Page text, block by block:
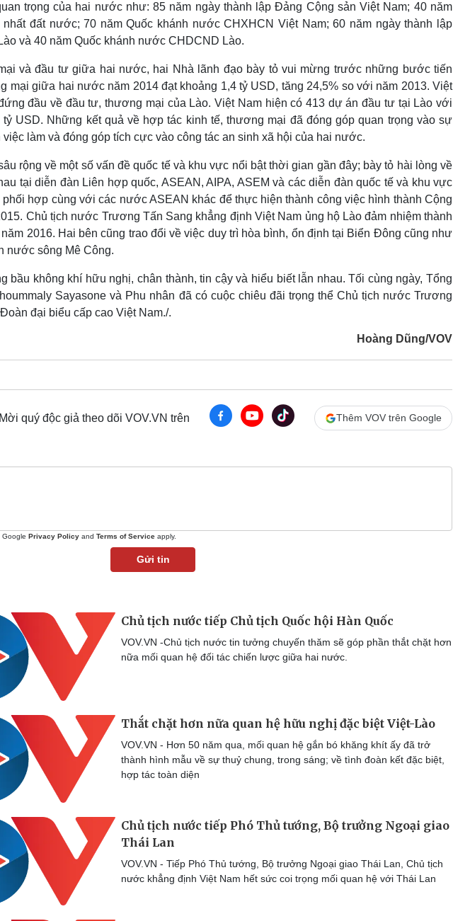
trọng của hai nước như: 85 năm ngày thành lập Đảng Cộng sản Việt Nam; 40 năm
đất nước; 70 năm Quốc khánh nước CHXHCN Việt Nam; 60 năm ngày thành lập
và 40 năm Quốc khánh nước CHDCND Lào.
và đầu tư giữa hai nước, hai Nhà lãnh đạo bày tỏ vui mừng trước những bước tiến
mại giữa hai nước năm 2014 đạt khoảng 1,4 tỷ USD, tăng 24,5% so với năm 2013. Việt
đầu về đầu tư, thương mại của Lào. Việt Nam hiện có 413 dự án đầu tư tại Lào với
USD. Những kết quả về hợp tác kinh tế, thương mại đã đóng góp quan trọng vào sự
việc làm và đóng góp tích cực vào công tác an sinh xã hội của hai nước.
rộng về một số vấn đề quốc tế và khu vực nổi bật thời gian gần đây; bày tỏ hài lòng về
tại diễn đàn Liên hợp quốc, ASEAN, AIPA, ASEM và các diễn đàn quốc tế và khu vực
phối hợp cùng với các nước ASEAN khác để thực hiện thành công việc hình thành Cộng
Chủ tịch nước Trương Tấn Sang khẳng định Việt Nam ủng hộ Lào đảm nhiệm thành
2016. Hai bên cũng trao đổi về việc duy trì hòa bình, ổn định tại Biển Đông cũng như
nước sông Mê Công.
bầu không khí hữu nghị, chân thành, tin cậy và hiểu biết lẫn nhau. Tối cùng ngày, Tổng
Sayasone và Phu nhân đã có cuộc chiêu đãi trọng thể Chủ tịch nước Trương
đại biểu cấp cao Việt Nam./.
Hoàng Dũng/VOV
Mời quý độc giả theo dõi VOV.VN trên Thêm VOV trên Google
Google Privacy Policy and Terms of Service apply.
Gửi tin
Chủ tịch nước tiếp Chủ tịch Quốc hội Hàn Quốc
VOV.VN -Chủ tịch nước tin tưởng chuyến thăm sẽ góp phần thắt chặt hơn
nữa mối quan hệ đối tác chiến lược giữa hai nước.
Thắt chặt hơn nữa quan hệ hữu nghị đặc biệt Việt-Lào
VOV.VN - Hơn 50 năm qua, mối quan hệ gắn bó khăng khít ấy đã trở
thành hình mẫu về sự thuỷ chung, trong sáng; về tình đoàn kết đặc biệt,
hợp tác toàn diện
Chủ tịch nước tiếp Phó Thủ tướng, Bộ trưởng Ngoại giao
Thái Lan
VOV.VN - Tiếp Phó Thủ tướng, Bộ trưởng Ngoại giao Thái Lan, Chủ tịch
nước khẳng định Việt Nam hết sức coi trọng mối quan hệ với Thái Lan